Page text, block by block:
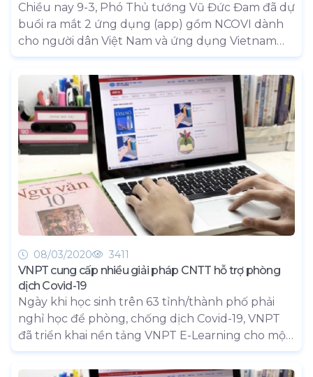
Chiều nay 9-3, Phó Thủ tướng Vũ Đức Đam đã dự
buổi ra mắt 2 ứng dụng (app) gồm NCOVI dành
cho người dân Việt Nam và ứng dụng Vietnam
health declaration dành cho người nhập cảnh
vào Việt Nam, nhằm hỗ trợ người dân và người
nhập cảnh vào Việt Nam khai báo y tế để phòng
chống dịch Covid-19.
08/03/2020 3411
VNPT cung cấp nhiều giải pháp CNTT hỗ trợ phòng
dịch Covid-19
Ngày khi học sinh trên 63 tỉnh/thành phố phải
nghỉ học để phòng, chống dịch Covid-19, VNPT
đã triển khai nền tảng VNPT E-Learning cho một
số trường tiểu học và THCS ở Hà Nội. Bên cạnh
đó, các giải pháp VNPT Meeting, VNPT Pay cũng